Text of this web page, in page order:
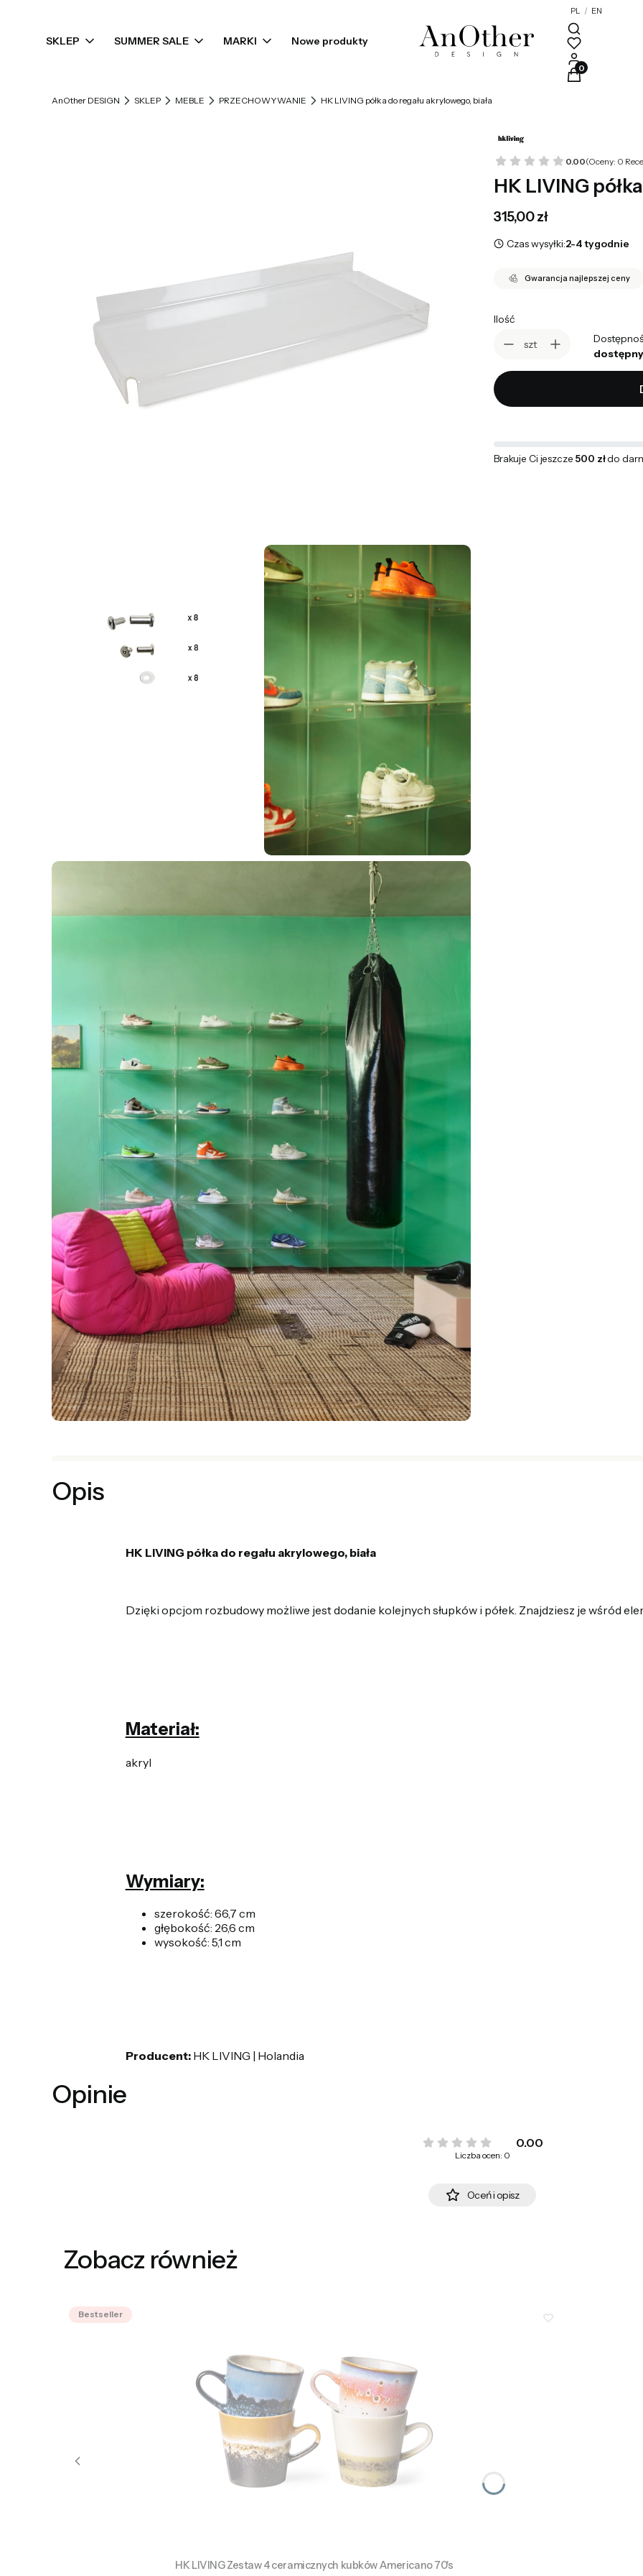
SKLEP SUMMER SALE MARKI Nowe produkty
PL / EN
Produkty w
AnOther DESIGN SKLEP MEBLE PRZECHOWYWANIE HK LIVING półka do regału akrylowego, biała
0.00(Oceny: 0
HK LIVING
Cena
315,00 zł
Czas wysyłki:2-4 tygodnie
Gwarancja najlepszej ceny
Ilość
szt
Brakuje Ci jeszcze 500 złdo
Opis
HK LIVING półka do regału akrylowego, biała
Dzięki opcjom rozbudowy możliwe jest dodanie kolejnych słupków i półek. Znajdziesz je wśród
Materiał:
akryl
Wymiary:
szerokość: 66,7 cm
głębokość: 26,6 cm
wysokość: 5,1 cm
Producent:HK LIVING | Holandia
Opinie
0.00
Liczba ocen: 0
Oceń i opisz
Zobacz również
Bestseller
HK LIVING Zestaw 4 ceramicznych kubków Americano 70's